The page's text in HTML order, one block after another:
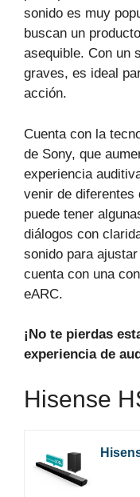
sonido es muy
buscan un
asequible. Con un
graves, es ideal
acción.
Cuenta con la
de Sony, que
experiencia
venir de diferentes
puede tener
diálogos con
sonido para
cuenta con una
eARC.
¡No te pierdas
experiencia de
Hisense